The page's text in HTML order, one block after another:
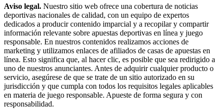
Aviso legal. Nuestro sitio web ofrece una cobertura de noticias
deportivas nacionales de calidad, con un equipo de expertos
dedicados a producir contenido imparcial y a recopilar y compartir
información relevante sobre apuestas deportivas en línea y juego
responsable. En nuestros contenidos realizamos acciones de
marketing y utilizamos enlaces de afiliados de casas de apuestas en
línea. Esto significa que, al hacer clic, es posible que sea redirigido a
uno de nuestros anunciantes. Antes de adquirir cualquier producto o
servicio, asegúrese de que se trate de un sitio autorizado en su
jurisdicción y que cumpla con todos los requisitos legales aplicables
en materia de juego responsable. Apueste de forma segura y con
responsabilidad.